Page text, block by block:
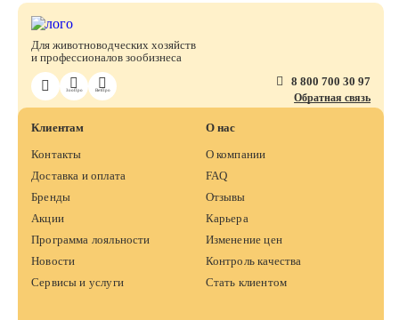
ЗооПро ВетПро
Для животноводческих хозяйств
и профессионалов зообизнеса
8 800 700 30 97
Обратная связь
Клиентам
Контакты
Доставка и оплата
Бренды
Акции
Программа лояльности
Новости
Сервисы и услуги
О нас
О компании
FAQ
Отзывы
Карьера
Изменение цен
Контроль качества
Стать клиентом